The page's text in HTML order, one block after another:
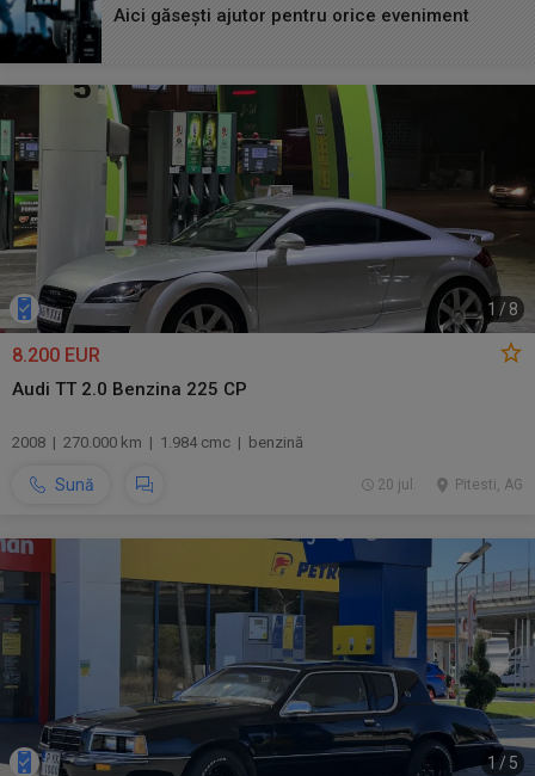
Aici găsești ajutor pentru orice eveniment
1 / 8
8.200 EUR
Audi TT 2.0 Benzina 225 CP
2008 | 270.000 km | 1.984 cmc | benzină
Sună Pitesti, AG
20 jul.
1 / 5